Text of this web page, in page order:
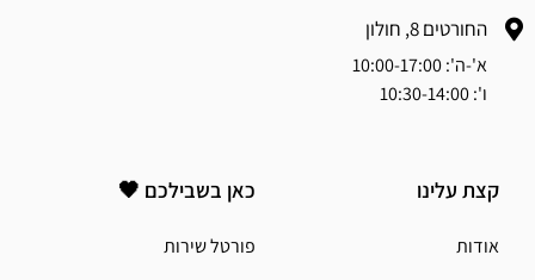
החורטים 8, חולון
א'-ה': 10:00-17:00
ו': 10:30-14:00
קצת עלינו
אודות
כאן בשבילכם 🖤
פורטל שירות